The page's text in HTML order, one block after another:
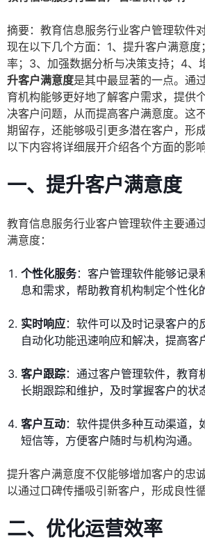
摘要：教育信息服务行业客户管理软件
现在以下几个方面：1、提升客户满意
率；3、加强数据分析与决策支持；4、
升客户满意度是其中最显著的一点。通
育机构能够更好地了解客户需求，提供
决客户问题，从而提高客户满意度。这
期留存，还能够吸引更多潜在客户，形
以下内容将详细展开介绍各个方面的影响
一、提升客户满意度
教育信息服务行业客户管理软件主要通
满意度：
个性化服务：客户管理软件能够记录
息和需求，帮助教育机构制定个性化
实时响应：软件可以及时记录客户的
自动化功能迅速响应和解决，提高客
客户跟踪：通过客户管理软件，教育
长期跟踪和维护，及时掌握客户的状
客户互动：软件提供多种互动渠道，
短信等，方便客户随时与机构沟通。
提升客户满意度不仅能够增加客户的忠
以通过口碑传播吸引新客户，形成良性循
二、优化运营效率